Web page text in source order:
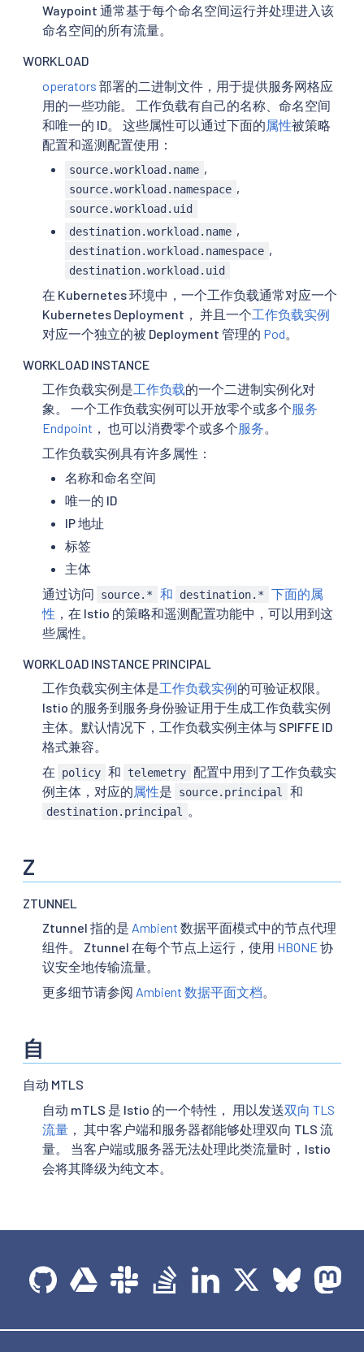
Waypoint 通常基于每个命名空间运行并处理进入该
命名空间的所有流量。
WORKLOAD
operators 部署的二进制文件，用于提供服务网格应
用的一些功能。 工作负载有自己的名称、命名空间
和唯一的 ID。 这些属性可以通过下面的 属性被策略
配置和遥测配置使用：
source.workload.name ,
source.workload.namespace ,
source.workload.uid
destination.workload.name ,
destination.workload.namespace ,
destination.workload.uid
在 Kubernetes 环境中，一个工作负载通常对应一个
Kubernetes Deployment， 并且一个工作负载实例
对应一个独立的被 Deployment 管理的 Pod
WORKLOAD INSTANCE
工作负载实例是工作负载的一个二进制实例化对
象。 一个工作负载实例可以开放零个或多个服务
Endpoint ， 也可以消费零个或多个服务。
工作负载实例具有许多属性：
名称和命名空间
唯一的 ID
IP 地址
标签
主体
通过访问
source.* 和 destination.*
下面的属
性 ，在 Istio 的策略和遥测配置功能中，可以用到这
些属性。
WORKLOAD INSTANCE PRINCIPAL
工作负载实例主体是工作负载实例的可验证权限。
Istio 的服务到服务身份验证用于生成工作负载实例
主体。默认情况下，工作负载实例主体与 SPIFFE ID
格式兼容。
在
policy 和 telemetry 配置中用到了工作负载实
例主体，对应的 属性是 source.principal 和
destination.principal
Z
ZTUNNEL
Ztunnel 指的是 Ambient 数据平面模式中的节点代理
组件。 Ztunnel 在每个节点上运行，使用 HBONE 协
议安全地传输流量。
更多细节请参阅 Ambient 数据平面文档。
自
自动 MTLS
自动 mTLS 是 Istio 的一个特性， 用以发送双向 TLS
流量 ， 其中客户端和服务器都能够处理双向 TLS 流
量。 当客户端或服务器无法处理此类流量时，Istio
会将其降级为纯文本。